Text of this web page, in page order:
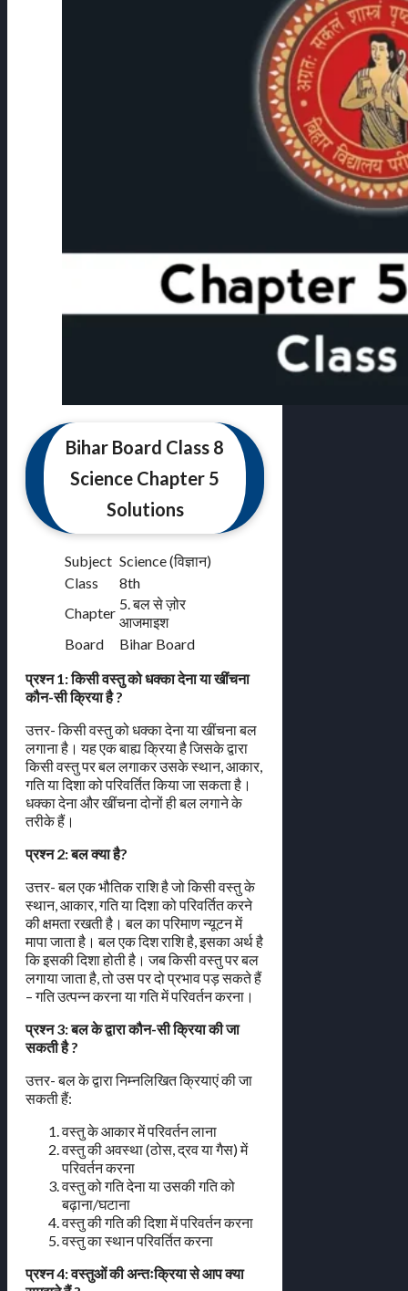
Bihar Board Class 8
Science Chapter 5
Solutions
Subject Science (विज्ञान)
Class
8th
Chapter
5. बल से ज़ोर
आजमाइश
Board
Bihar Board
प्रश्न 1: किसी वस्तु को धक्का देना या खींचना
कौन-सी क्रिया है ?
उत्तर- किसी वस्तु को धक्का देना या खींचना बल
लगाना है। यह एक बाह्य क्रिया है जिसके द्वारा
किसी वस्तु पर बल लगाकर उसके स्थान, आकार,
गति या दिशा को परिवर्तित किया जा सकता है।
धक्का देना और खींचना दोनों ही बल लगाने के
तरीके हैं।
प्रश्न 2: बल क्या है?
उत्तर- बल एक भौतिक राशि है जो किसी वस्तु के
स्थान, आकार, गति या दिशा को परिवर्तित करने
की क्षमता रखती है। बल का परिमाण न्यूटन में
मापा जाता है। बल एक दिश राशि है, इसका अर्थ है
कि इसकी दिशा होती है। जब किसी वस्तु पर बल
लगाया जाता है, तो उस पर दो प्रभाव पड़ सकते हैं
– गति उत्पन्न करना या गति में परिवर्तन करना।
प्रश्न 3: बल के द्वारा कौन-सी क्रिया की जा
सकती है ?
उत्तर- बल के द्वारा निम्नलिखित क्रियाएं की जा
सकती हैं:
वस्तु के आकार में परिवर्तन लाना
वस्तु की अवस्था (ठोस, द्रव या गैस) में
परिवर्तन करना
वस्तु को गति देना या उसकी गति को
बढ़ाना/घटाना
वस्तु की गति की दिशा में परिवर्तन करना
वस्तु का स्थान परिवर्तित करना
प्रश्न 4: वस्तुओं की अन्तःक्रिया से आप क्या